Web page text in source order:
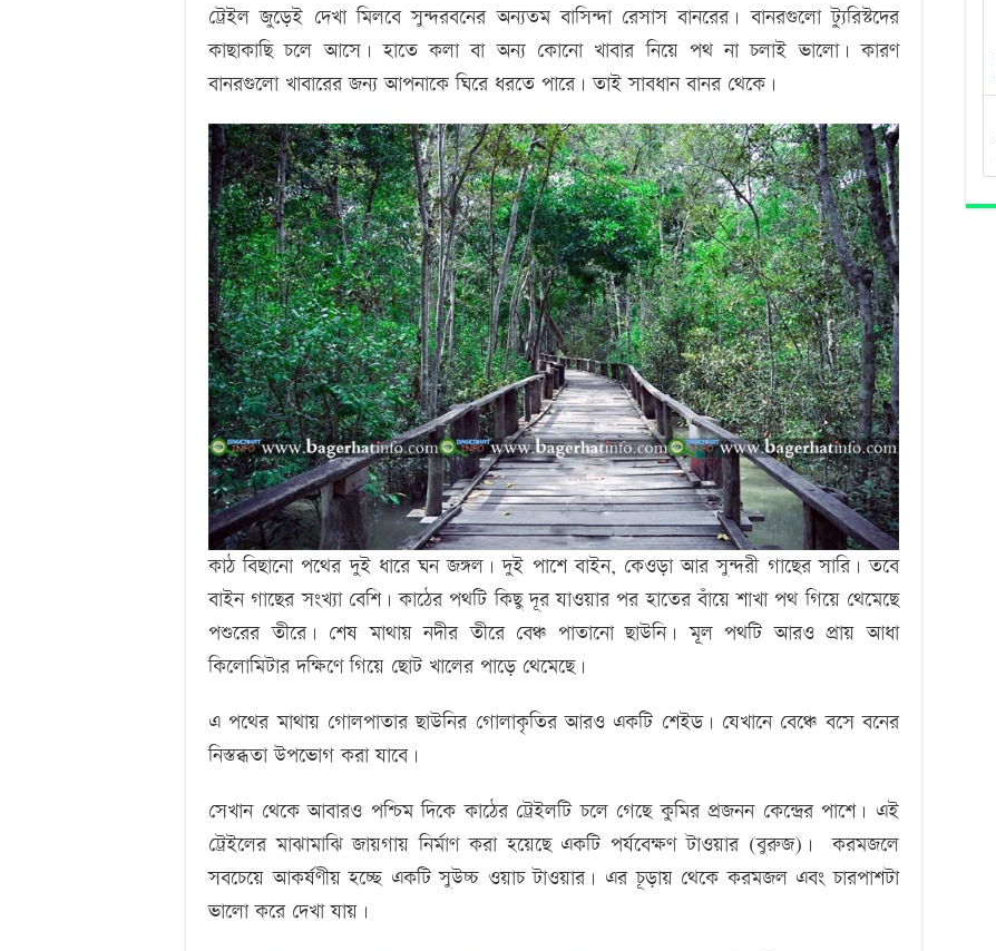
ট্রেইল জুড়েই দেখা মিলবে সুন্দরবনের অন্যতম বাসিন্দা রেসাস বানরের। বানরগুলো ট্যুরিস্টদের
কাছাকাছি চলে আসে। হাতে কলা বা অন্য কোনো খাবার নিয়ে পথ না চলাই ভালো। কারণ
বানরগুলো খাবারের জন্য আপনাকে ঘিরে ধরতে পারে। তাই সাবধান বানর থেকে।
কাঠ বিছানো পথের দুই ধারে ঘন জঙ্গল। দুই পাশে বাইন, কেওড়া আর সুন্দরী গাছের সারি। তবে
বাইন গাছের সংখ্যা বেশি। কাঠের পথটি কিছু দূর যাওয়ার পর হাতের বাঁয়ে শাখা পথ গিয়ে থেমেছে
পশুরের তীরে। শেষ মাথায় নদীর তীরে বেঞ্চ পাতানো ছাউনি। মূল পথটি আরও প্রায় আধা
কিলোমিটার দক্ষিণে গিয়ে ছোট খালের পাড়ে থেমেছে।
এ পথের মাথায় গোলপাতার ছাউনির গোলাকৃতির আরও একটি শেইড। যেখানে বেঞ্চে বসে বনের
নিস্তব্ধতা উপভোগ করা যাবে।
সেখান থেকে আবারও পশ্চিম দিকে কাঠের ট্রেইলটি চলে গেছে কুমির প্রজনন কেন্দ্রের পাশে। এই
ট্রেইলের মাঝামাঝি জায়গায় নির্মাণ করা হয়েছে একটি পর্যবেক্ষণ টাওয়ার (বুরুজ)। করমজলে
সবচেয়ে আকর্ষণীয় হচ্ছে একটি সুউচ্চ ওয়াচ টাওয়ার। এর চূড়ায় থেকে করমজল এবং চারপাশটা
ভালো করে দেখা যায়।